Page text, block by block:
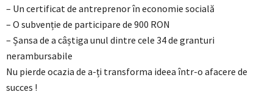
– Un certificat de antreprenor în economie socială
– O subvenție de participare de 900 RON
– Șansa de a câștiga unul dintre cele 34 de granturi
nerambursabile
Nu pierde ocazia de a-ți transforma ideea într-o afacere de
succes !